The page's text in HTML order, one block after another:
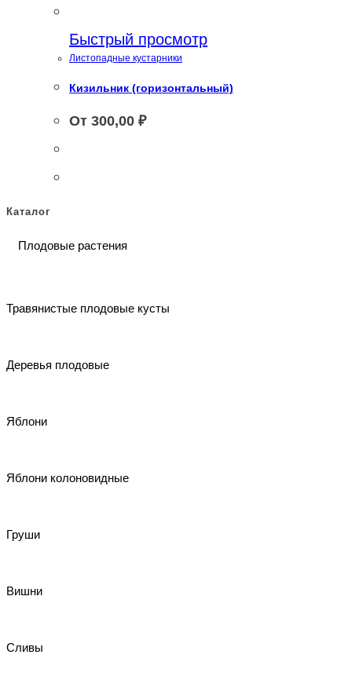
Быстрый просмотр
Листопадные кустарники
Кизильник (горизонтальный)
От 300,00 ₽
Каталог
Плодовые растения
Травянистые плодовые кусты
Деревья плодовые
Яблони
Яблони колоновидные
Груши
Вишни
Сливы